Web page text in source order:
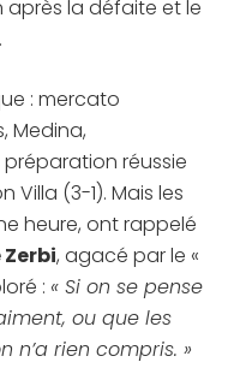
la défaite et le
.
: mercato
Medina,
réussie
(3-1). Mais les
heure, ont rappelé
Zerbi, agacé par le «
: « Si on se pense
ou que les
n’a rien compris. »